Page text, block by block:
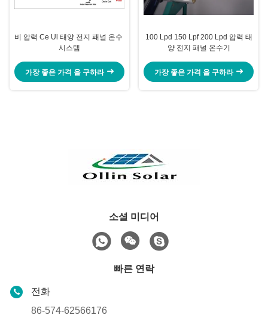
비 압력 Ce Ul 태양 전지 패널 온수 ​​
시스템
가장 좋은 가격 을 구하라
100 Lpd 150 Lpf 200 Lpd 압력 태
양 전지 패널 온수기
가장 좋은 가격 을 구하라
소셜 미디어
빠른 연락
전화
86-574-62566176